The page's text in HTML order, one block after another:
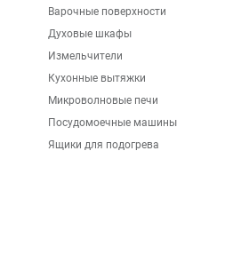
Варочные поверхности
Духовые шкафы
Измельчители
Кухонные вытяжки
Микроволновые печи
Посудомоечные машины
Ящики для подогрева